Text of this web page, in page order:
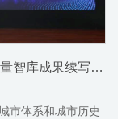
【发布会】奋楫“十五五”新程 以高质量智库成果续写中国式现代化广州华章——广州市社会科学院召开“中国式现代化的广州实践”丛书成果发布会
市体系和城市历史